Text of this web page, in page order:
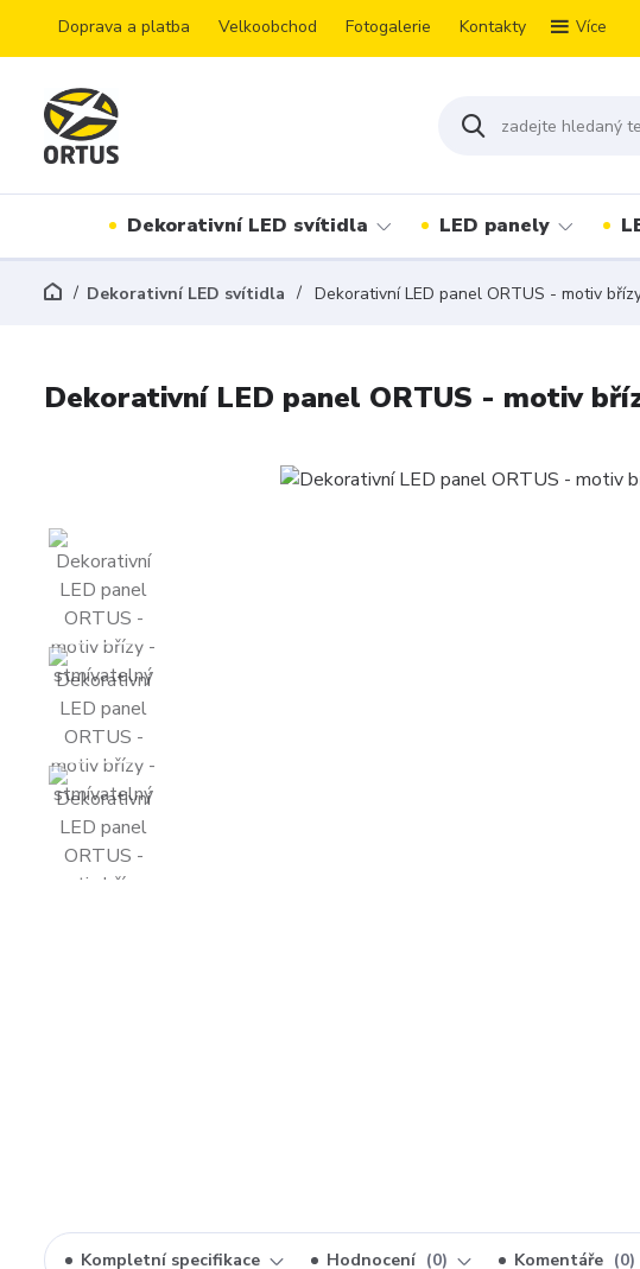
Doprava a platba Velkoobchod Fotogalerie Kontakty Více
Dekorativní LED svítidla LED panely
Dekorativní LED svítidla Dekorativní LED panel ORTUS - motiv
Dekorativní LED panel ORTUS - motiv
Kompletní specifikace Hodnocení 0 Komentáře 0